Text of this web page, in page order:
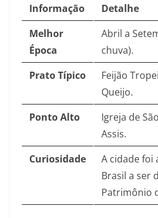
Informação
Detalhe
Melhor
Época
Abril a
chuva).
Prato Típico
Feijão
Queijo.
Ponto Alto
Igreja de
Assis.
Curiosidade
A cidade foi
Brasil a ser
Patrimônio